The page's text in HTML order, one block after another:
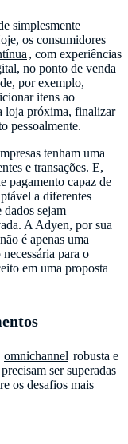
simplesmente
os consumidores
, com experiências
no ponto de venda
por exemplo,
itens ao
loja próxima, finalizar
pessoalmente.
tenham uma
e transações. E,
pagamento capaz de
a diferentes
dados sejam
A Adyen, por sua
não é apenas uma
para o
em uma proposta
omnichannel robusta e
ser superadas
os desafios mais